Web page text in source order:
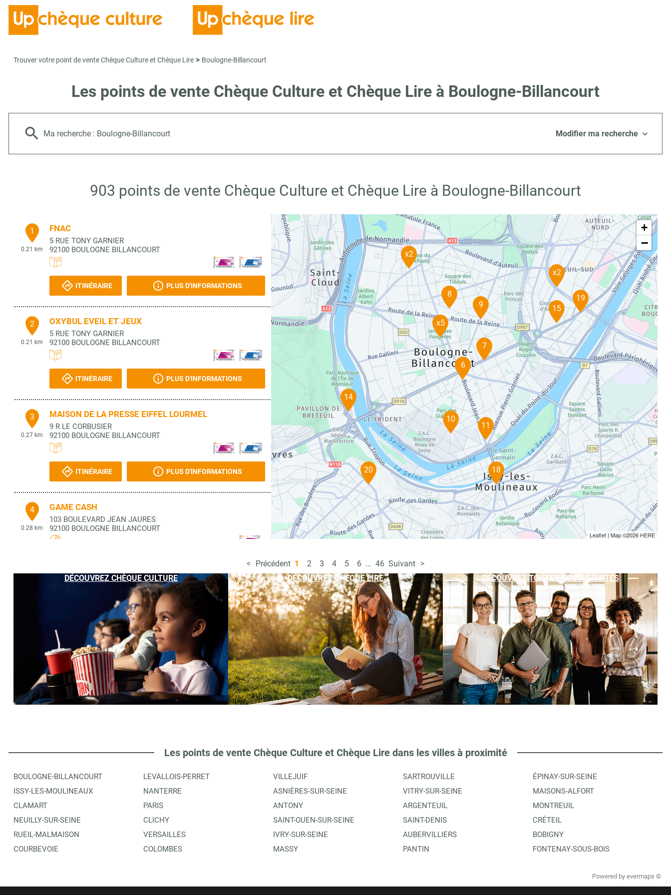
Trouver votre point de vente Chèque Culture et Chèque Lire > Boulogne-Billancourt
Les points de vente Chèque Culture et Chèque Lire à Boulogne-Billancourt
Ma recherche : Boulogne-Billancourt Modifier ma recherche
903 points de vente Chèque Culture et Chèque Lire à Boulogne-Billancourt
1
0.21 km
FNAC
5 RUE TONY GARNIER
92100 BOULOGNE BILLANCOURT
ITINÉRAIRE PLUS D'INFORMATIONS
2
0.21 km
OXYBUL EVEIL ET JEUX
5 RUE TONY GARNIER
92100 BOULOGNE BILLANCOURT
ITINÉRAIRE PLUS D'INFORMATIONS
3
0.27 km
MAISON DE LA PRESSE EIFFEL LOURMEL
9 R LE CORBUSIER
92100 BOULOGNE BILLANCOURT
ITINÉRAIRE PLUS D'INFORMATIONS
4
0.28 km
GAME CASH
103 BOULEVARD JEAN JAURES
92100 BOULOGNE BILLANCOURT
LE COMPTOIR DE LA BD
103 BOULEVARD JEAN JAURES
BOULOGNE BILLANCOURT
ITINÉRAIRE PLUS D'INFORMATIONS
6 LIBRAIRIE PRESSE ACTUALITES
211 B BOULEVARD JEAN JAURES
PLUS D'INFORMATIONS
7
0.52 km
FOLIE DE LIRE
BOULOGNE BILLANCOURT
20
14
19
15
x2
18
11
10
9
x2
7
6
8
x5
+
−
Leaflet | Map ©2026 HERE
Précédent 1 2 3 4 5 6 ... 46 Suivant
DÉCOUVREZ CHÈQUE CULTURE
DÉCOUVREZ CHÈQUE LIRE DÉCOUVREZ TOUTES NOS ACTIVITÉS
Les points de vente Chèque Culture et Chèque Lire dans les villes à proximité
BOULOGNE-BILLANCOURT
ISSY-LES-MOULINEAUX
CLAMART
NEUILLY-SUR-SEINE
RUEIL-MALMAISON
COURBEVOIE
LEVALLOIS-PERRET
NANTERRE
PARIS
CLICHY
VERSAILLES
COLOMBES
VILLEJUIF
ASNIÈRES-SUR-SEINE
ANTONY
SAINT-OUEN-SUR-SEINE
IVRY-SUR-SEINE
MASSY
SARTROUVILLE
VITRY-SUR-SEINE
ARGENTEUIL
SAINT-DENIS
AUBERVILLIERS
PANTIN
ÉPINAY-SUR-SEINE
MAISONS-ALFORT
MONTREUIL
CRÉTEIL
BOBIGNY
FONTENAY-SOUS-BOIS
Powered by evermaps ©